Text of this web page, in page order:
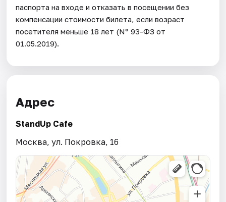
паспорта на входе и отказать в посещении без
компенсации стоимости билета, если возраст
посетителя меньше 18 лет (Nº 93-ФЗ от
01.05.2019).
Адрес
StandUp Cafe
Москва, ул. Покровка, 16